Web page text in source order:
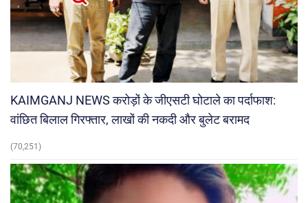
KAIMGANJ NEWS करोड़ों के जीएसटी घोटाले का पर्दाफाश:
वांछित बिलाल गिरफ्तार, लाखों की नकदी और बुलेट बरामद
(70,251)